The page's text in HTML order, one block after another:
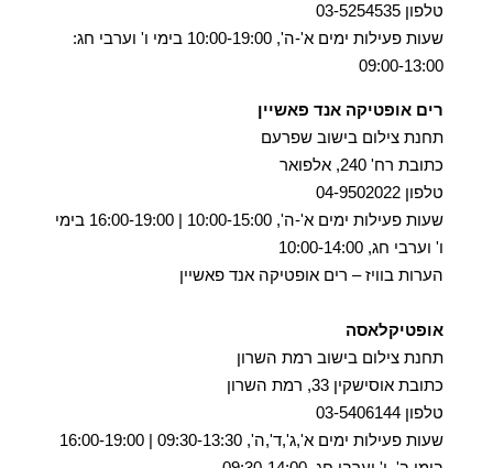
טלפון 03-5254535
שעות פעילות ימים א'-ה', 10:00-19:00 בימי ו' וערבי חג:
09:00-13:00
רים אופטיקה אנד פאשיין
תחנת צילום בישוב שפרעם
כתובת רח' 240, אלפואר
טלפון 04-9502022
שעות פעילות ימים א'-ה', 10:00-15:00 | 16:00-19:00 בימי
ו' וערבי חג, 10:00-14:00
הערות בוויז – רים אופטיקה אנד פאשיין
אופטיקלאסה
תחנת צילום בישוב רמת השרון
כתובת אוסישקין 33, רמת השרון
טלפון 03-5406144
שעות פעילות ימים א',ג',ד',ה', 09:30-13:30 | 16:00-19:00